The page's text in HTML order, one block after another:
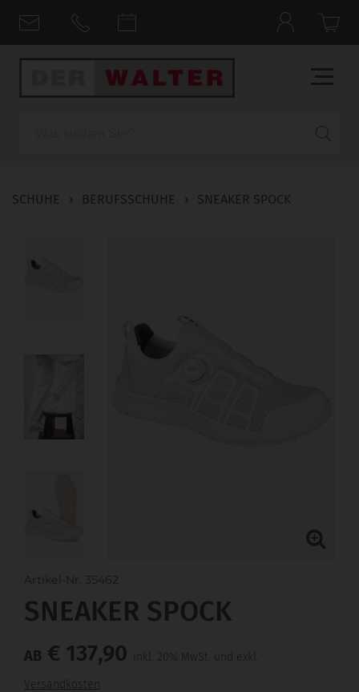
SCHUHE › BERUFSSCHUHE › SNEAKER SPOCK
Artikel-Nr. 35462
SNEAKER SPOCK
AB € 137,90
inkl. 20% MwSt. und exkl.
Versandkosten